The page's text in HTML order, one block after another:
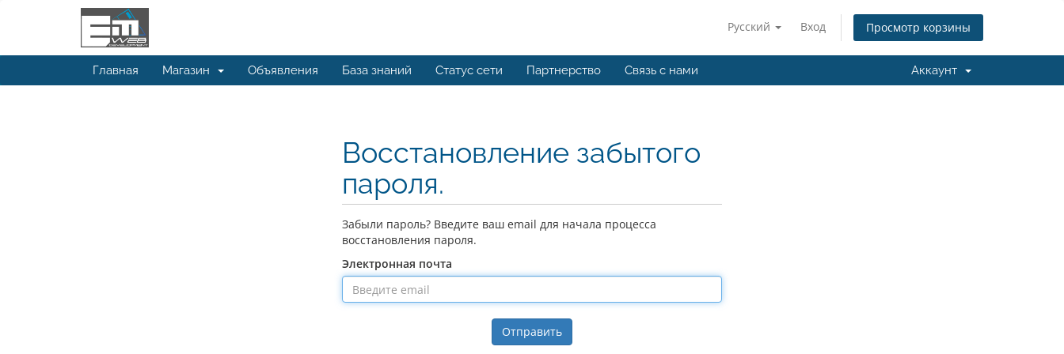
Русский Вход Просмотр корзины
Главная Магазин Объявления База знаний Статус сети Партнерство Связь с нами Аккаунт
Восстановление забытого
пароля.
Забыли пароль? Введите ваш email для начала процесса
восстановления пароля.
Электронная почта
Отправить